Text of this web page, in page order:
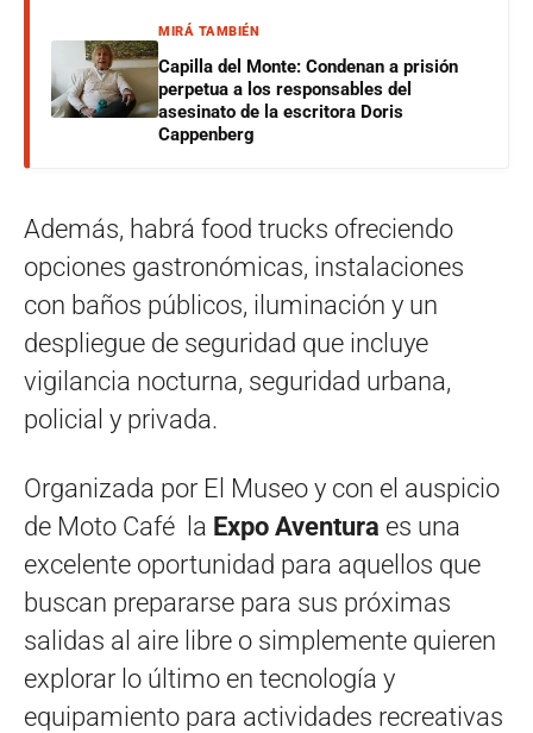
MIRÁ TAMBIÉN
Capilla del Monte: Condenan a prisión
perpetua a los responsables del
asesinato de la escritora Doris
Cappenberg
Además, habrá food trucks ofreciendo
opciones gastronómicas, instalaciones
con baños públicos, iluminación y un
despliegue de seguridad que incluye
vigilancia nocturna, seguridad urbana,
policial y privada.
Organizada por El Museo y con el auspicio
de Moto Café la Expo Aventura es una
excelente oportunidad para aquellos que
buscan prepararse para sus próximas
salidas al aire libre o simplemente quieren
explorar lo último en tecnología y
equipamiento para actividades recreativas